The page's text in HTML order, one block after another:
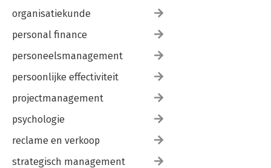
organisatiekunde
personal finance
personeelsmanagement
persoonlijke effectiviteit
projectmanagement
psychologie
reclame en verkoop
strategisch management